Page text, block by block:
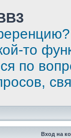
то
по
Вход на